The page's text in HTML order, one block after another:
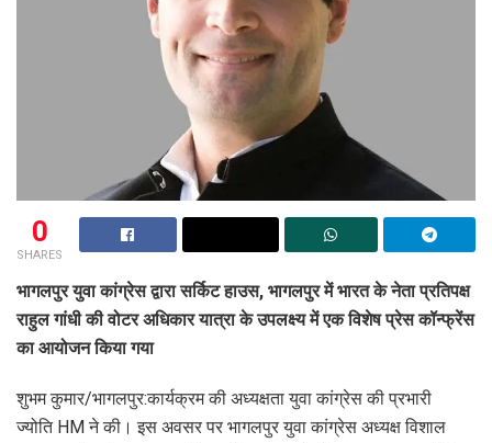
0
SHARES
भागलपुर युवा कांग्रेस द्वारा सर्किट हाउस, भागलपुर में भारत के नेता प्रतिपक्ष
राहुल गांधी की वोटर अधिकार यात्रा के उपलक्ष्य में एक विशेष प्रेस कॉन्फ्रेंस
का आयोजन किया गया
शुभम कुमार/भागलपुर:कार्यक्रम की अध्यक्षता युवा कांग्रेस की प्रभारी
ज्योति HM ने की। इस अवसर पर भागलपुर युवा कांग्रेस अध्यक्ष विशाल